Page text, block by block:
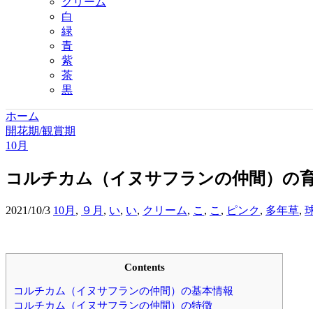
白
緑
青
紫
茶
黒
ホーム
開花期/観賞期
10月
コルチカム（イヌサフランの仲間）の
2021/10/3 10月 , ９月 , い, い, クリーム, こ , こ , ピンク, 多年草,
Contents
コルチカム（イヌサフランの仲間）の基本情報
コルチカム（イヌサフランの仲間）の特徴